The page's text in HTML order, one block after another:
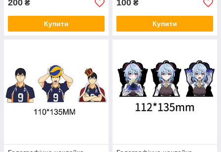
200 ₴
Купити
100 ₴
Купити